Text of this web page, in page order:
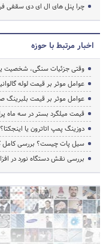
چرا پنل های ال ای دی سقفی
اخبار مرتبط با حوزه
وقتی جزئیات سنگی، شخصیت
عوامل موثر بر قیمت لوله
عوامل موثر بر قیمت بلبرینگ
قیمت میلگرد بستر در سه ماه
دوزینگ پمپ اتاترون یا
سیل پات چیست؟ بررسی کامل
بررسی نقش دستگاه نورد در